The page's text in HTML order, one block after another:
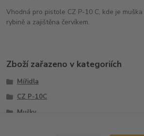
Vhodná pro pistole CZ P-10 C, kde je
rybině a zajištěna červíkem.
Zboží zařazeno v kategoriích
Mířidla
CZ P-10C
Mušky